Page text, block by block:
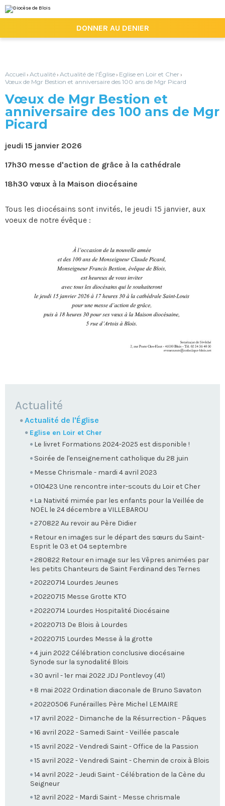
au
contenu.
la
personnels
DONNER AU DENIER
Accueil › Actualité› Actualité de l'Église› Eglise en Loir et Cher›
Vœux de Mgr Bestion et anniversaire des 100 ans de Mgr Picard
Vœux de Mgr Bestion et
anniversaire des 100 ans de Mgr
Picard
jeudi 15 janvier 2026
17h30 messe d'action de grâce à la cathédrale
18h30 vœux à la Maison diocésaine
Tous les diocésains sont invités, le jeudi 15 janvier, aux
voeux de notre évêque :
NAVIGATION
Actualité
Actualité de l'Église
Eglise en Loir et Cher
Le livret Formations 2024-2025 est disponible !
Soirée de l'enseignement catholique du 28 juin
Messe Chrismale - mardi 4 avril 2023
010423 Une rencontre inter-scouts du Loir et Cher
La Nativité mimée par les enfants pour la Veillée de
NOËL le 24 décembre a VILLEBAROU
270822 Au revoir au Père Didier
Retour en images sur le départ des sœurs du Saint-
Esprit le 03 et 04 septembre
280822 Retour en image sur les Vêpres animées par
les petits Chanteurs de Saint Ferdinand des Ternes
20220714 Lourdes Jeunes
20220715 Messe Grotte KTO
20220714 Lourdes Hospitalité Diocésaine
20220713 De Blois à Lourdes
20220715 Lourdes Messe à la grotte
4 juin 2022 Célébration conclusive diocésaine
Synode sur la synodalité Blois
30 avril - 1er mai 2022 JDJ Pontlevoy (41)
8 mai 2022 Ordination diaconale de Bruno Savaton
20220506 Funérailles Père Michel LEMAIRE
17 avril 2022 - Dimanche de la Résurrection - Pâques
16 avril 2022 - Samedi Saint - Veillée pascale
15 avril 2022 - Vendredi Saint - Office de la Passion
15 avril 2022 - Vendredi Saint - Chemin de croix à Blois
14 avril 2022 - Jeudi Saint - Célébration de la Cène du
Seigneur
12 avril 2022 - Mardi Saint - Messe chrismale